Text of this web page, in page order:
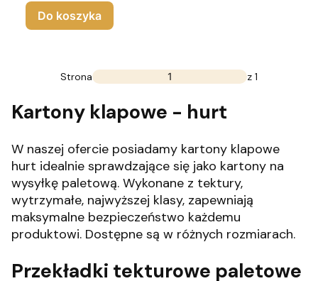
Do koszyka
Strona z 1
Kartony klapowe - hurt
W naszej ofercie posiadamy kartony klapowe
hurt idealnie sprawdzające się jako kartony na
wysyłkę paletową. Wykonane z tektury,
wytrzymałe, najwyższej klasy, zapewniają
maksymalne bezpieczeństwo każdemu
produktowi. Dostępne są w różnych rozmiarach.
Przekładki tekturowe paletowe